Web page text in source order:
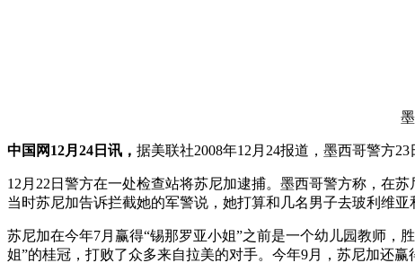
中国网12月24日讯， 据美联社2008年12月24报道，墨西哥警方
12月22日警方在一处检查站将苏尼加逮捕。墨西哥警方称，在
当时苏尼加告诉拦截她的军警说，她打算和几名男子去玻利维亚
苏尼加在今年7月赢得“锡那罗亚小姐”之前是一个幼儿园教师，
姐”的桂冠，打败了众多来自拉美的对手。今年9月，苏尼加还